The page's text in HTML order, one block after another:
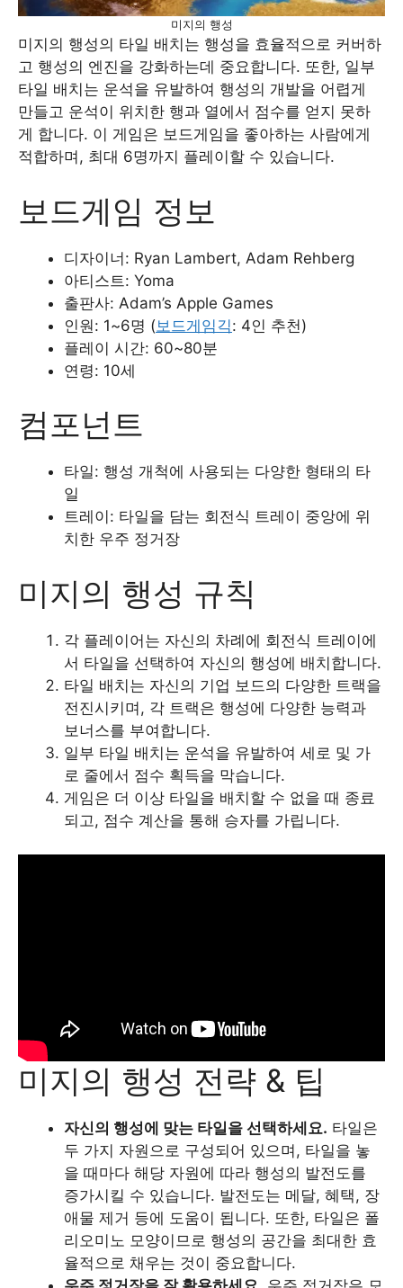
미지의 행성
미지의 행성의 타일 배치는 행성을 효율적으로 커버하
고 행성의 엔진을 강화하는데 중요합니다. 또한, 일부
타일 배치는 운석을 유발하여 행성의 개발을 어렵게
만들고 운석이 위치한 행과 열에서 점수를 얻지 못하
게 합니다. 이 게임은 보드게임을 좋아하는 사람에게
적합하며, 최대 6명까지 플레이할 수 있습니다.
보드게임 정보
디자이너: Ryan Lambert, Adam Rehberg
아티스트: Yoma
출판사: Adam’s Apple Games
인원: 1~6명 (보드게임긱: 4인 추천)
플레이 시간: 60~80분
연령: 10세
컴포넌트
타일: 행성 개척에 사용되는 다양한 형태의 타
일
트레이: 타일을 담는 회전식 트레이 중앙에 위
치한 우주 정거장
미지의 행성 규칙
각 플레이어는 자신의 차례에 회전식 트레이에
서 타일을 선택하여 자신의 행성에 배치합니다.
타일 배치는 자신의 기업 보드의 다양한 트랙을
전진시키며, 각 트랙은 행성에 다양한 능력과
보너스를 부여합니다.
일부 타일 배치는 운석을 유발하여 세로 및 가
로 줄에서 점수 획득을 막습니다.
게임은 더 이상 타일을 배치할 수 없을 때 종료
되고, 점수 계산을 통해 승자를 가립니다.
미지의 행성 전략 & 팁
자신의 행성에 맞는 타일을 선택하세요. 타일은
두 가지 자원으로 구성되어 있으며, 타일을 놓
을 때마다 해당 자원에 따라 행성의 발전도를
증가시킬 수 있습니다. 발전도는 메달, 혜택, 장
애물 제거 등에 도움이 됩니다. 또한, 타일은 폴
리오미노 모양이므로 행성의 공간을 최대한 효
율적으로 채우는 것이 중요합니다.